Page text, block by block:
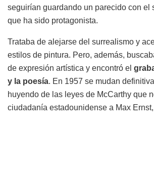
seguirían guardando un parecido con el
que ha sido protagonista.
Trataba de alejarse del surrealismo y
estilos de pintura. Pero, además,
de expresión artística y encontró el
y la poesía. En 1957 se mudan
huyendo de las leyes de McCarthy que
ciudadanía estadounidense a Max